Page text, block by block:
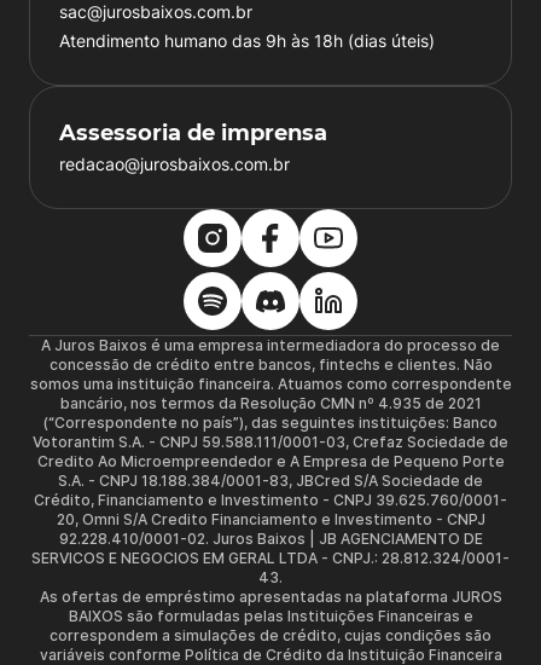
sac@jurosbaixos.com.br
Atendimento humano das 9h às 18h (dias úteis)
Assessoria de imprensa
redacao@jurosbaixos.com.br
A Juros Baixos é uma empresa intermediadora do processo de
concessão de crédito entre bancos, fintechs e clientes. Não
somos uma instituição financeira. Atuamos como correspondente
bancário, nos termos da Resolução CMN nº 4.935 de 2021
(“Correspondente no país”), das seguintes instituições: Banco
Votorantim S.A. - CNPJ 59.588.111/0001-03, Crefaz Sociedade de
Credito Ao Microempreendedor e A Empresa de Pequeno Porte
S.A. - CNPJ 18.188.384/0001-83, JBCred S/A Sociedade de
Crédito, Financiamento e Investimento - CNPJ 39.625.760/0001-
20, Omni S/A Credito Financiamento e Investimento - CNPJ
92.228.410/0001-02. Juros Baixos | JB AGENCIAMENTO DE
SERVICOS E NEGOCIOS EM GERAL LTDA - CNPJ.: 28.812.324/0001-
43.
As ofertas de empréstimo apresentadas na plataforma JUROS
BAIXOS são formuladas pelas Instituições Financeiras e
correspondem a simulações de crédito, cujas condições são
variáveis conforme Política de Crédito da Instituição Financeira